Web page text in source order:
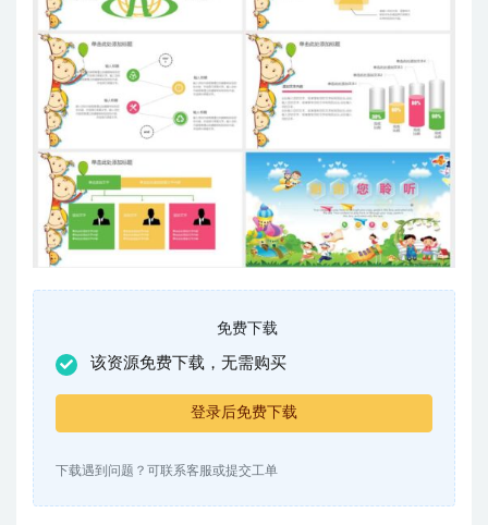
免费下载
该资源免费下载，无需购买
登录后免费下载
下载遇到问题？可联系客服或提交工单